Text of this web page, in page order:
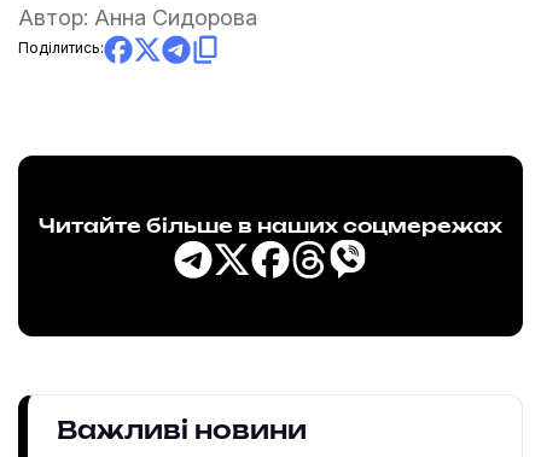
Автор: Анна Сидорова
Поділитись:
Читайте більше в наших соцмережах
Важливі новини